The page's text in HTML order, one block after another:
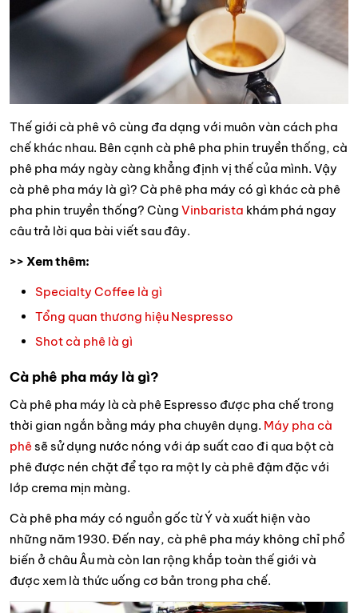
Thế giới cà phê vô cùng đa dạng với muôn vàn cách pha
chế khác nhau. Bên cạnh cà phê pha phin truyền thống, cà
phê pha máy ngày càng khẳng định vị thế của mình. Vậy
cà phê pha máy là gì? Cà phê pha máy có gì khác cà phê
pha phin truyền thống? Cùng Vinbarista khám phá ngay
câu trả lời qua bài viết sau đây.
>> Xem thêm:
Specialty Coffee là gì
Tổng quan thương hiệu Nespresso
Shot cà phê là gì
Cà phê pha máy là gì?
Cà phê pha máy là cà phê Espresso được pha chế trong
thời gian ngắn bằng máy pha chuyên dụng. Máy pha cà
phêsẽ sử dụng nước nóng với áp suất cao đi qua bột cà
phê được nén chặt để tạo ra một ly cà phê đậm đặc với
lớp crema mịn màng.
Cà phê pha máy có nguồn gốc từ Ý và xuất hiện vào
những năm 1930. Đến nay, cà phê pha máy không chỉ phổ
biến ở châu Âu mà còn lan rộng khắp toàn thế giới và
được xem là thức uống cơ bản trong pha chế.